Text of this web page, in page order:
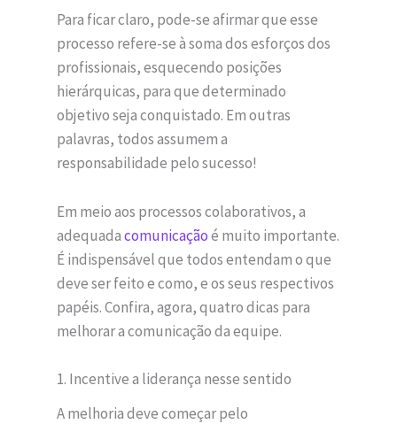
Para ficar claro, pode-se afirmar que esse
processo refere-se à soma dos esforços dos
profissionais, esquecendo posições
hierárquicas, para que determinado
objetivo seja conquistado. Em outras
palavras, todos assumem a
responsabilidade pelo sucesso!
Em meio aos processos colaborativos, a
adequadacomunicaçãoé muito importante.
É indispensável que todos entendam o que
deve ser feito e como, e os seus respectivos
papéis. Confira, agora, quatro dicas para
melhorar a comunicação da equipe.
1. Incentive a liderança nesse sentido
A melhoria deve começar pelo